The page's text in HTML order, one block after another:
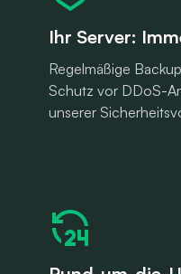
Ihr Server:
Regelmäßige
Schutz vor DDoS-
unserer